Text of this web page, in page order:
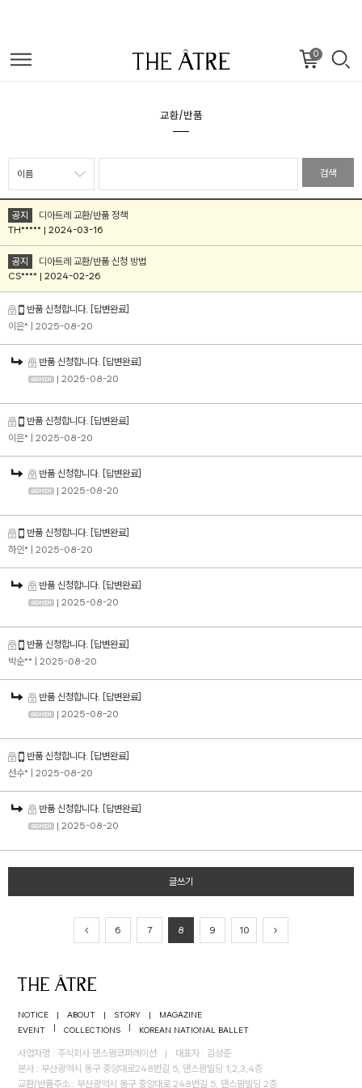
0
교환/반품
검색
공지
디아트레 교환/반품 정책
TH***** | 2024-03-16
공지
디아트레 교환/반품 신청 방법
CS**** | 2024-02-26
반품 신청합니다.
[답변완료]
이은*
| 2025-08-20
반품 신청합니다.
[답변완료]
| 2025-08-20
반품 신청합니다.
[답변완료]
이은*
| 2025-08-20
반품 신청합니다.
[답변완료]
| 2025-08-20
반품 신청합니다.
[답변완료]
하인*
| 2025-08-20
반품 신청합니다.
[답변완료]
| 2025-08-20
반품 신청합니다.
[답변완료]
박순**
| 2025-08-20
반품 신청합니다.
[답변완료]
| 2025-08-20
반품 신청합니다.
[답변완료]
선수*
| 2025-08-20
반품 신청합니다.
[답변완료]
| 2025-08-20
글쓰기
6 7 8 9 10
NOTICE | ABOUT | STORY |
MAGAZINE
EVENT
| COLLECTIONS | KOREAN NATIONAL BALLET
사업자명 : 주식회사 댄스팜코퍼레이션 |
대표자 : 김성준
본사 : 부산광역시 동구 중앙대로248번길 5, 댄스팜빌딩 1,2,3,4층
교환/반품주소 : 부산광역시 동구 중앙대로 248번길 5, 댄스팜빌딩 2층